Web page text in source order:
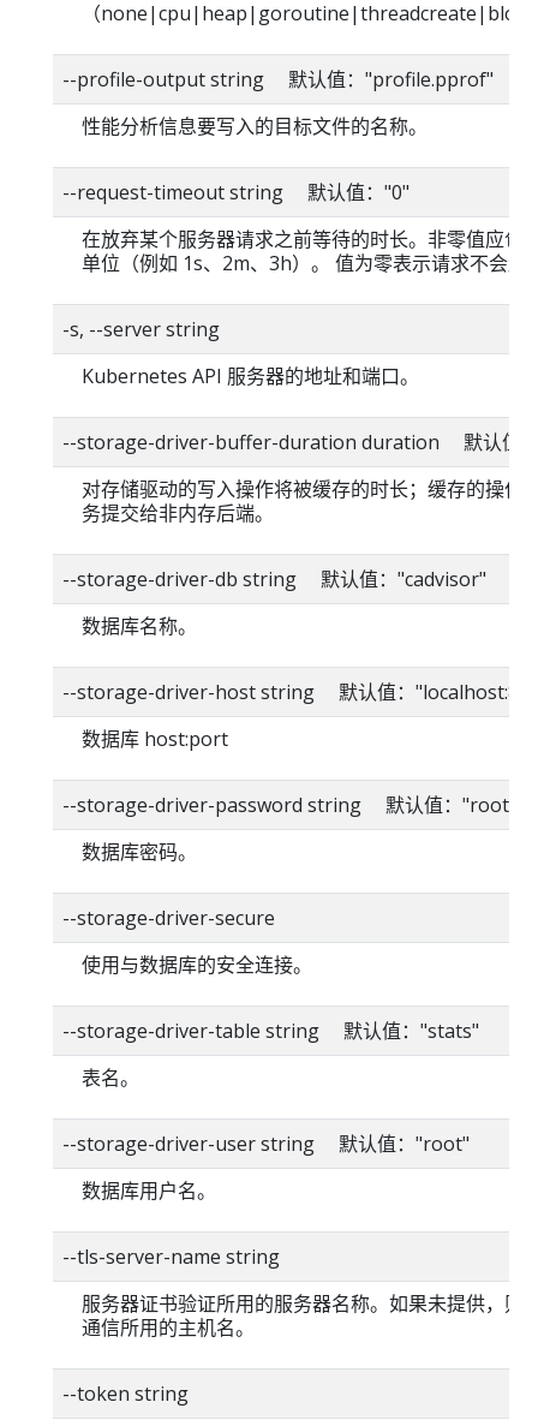
（
--profile-output string 默认值："profile.pprof"
性能分析信息要写入的目标文件的名称。
--request-timeout string 默认值："0"
在放弃某个服务器请求之前等待的时长。非零值应包
单位（例如 1s、2m、3h）。 值为零表示请求不会超
-s, --server string
Kubernetes API 服务器的地址和端口。
--storage-driver-buffer-duration duration 默认值
对存储驱动的写入操作将被缓存的时长；缓存的操作
务提交给非内存后端。
--storage-driver-db string 默认值："cadvisor"
数据库名称。
--storage-driver-host string 默认值：
数据库 host:port
--storage-driver-password string 默认值："root"
数据库密码。
--storage-driver-secure
使用与数据库的安全连接。
--storage-driver-table string 默认值："stats"
表名。
--storage-driver-user string 默认值："root"
数据库用户名。
--tls-server-name string
服务器证书验证所用的服务器名称。如果未提供，则
通信所用的主机名。
--token string